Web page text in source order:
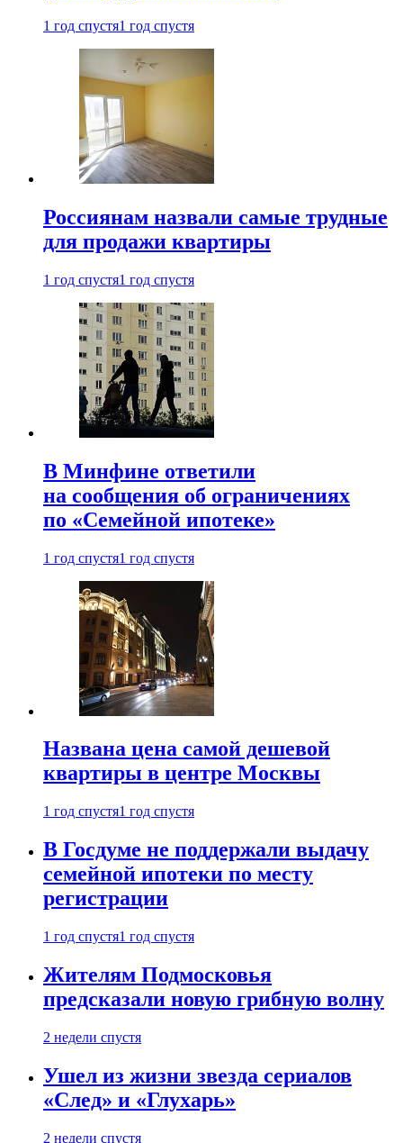
1 год спустя1 год спустя
Россиянам назвали самые трудные
для продажи квартиры
1 год спустя1 год спустя
В Минфине ответили
на сообщения об ограничениях
по «Семейной ипотеке»
1 год спустя1 год спустя
Названа цена самой дешевой
квартиры в центре Москвы
1 год спустя1 год спустя
В Госдуме не поддержали выдачу
семейной ипотеки по месту
регистрации
1 год спустя1 год спустя
Жителям Подмосковья
предсказали новую грибную волну
2 недели спустя
Ушел из жизни звезда сериалов
«След» и «Глухарь»
2 недели спустя